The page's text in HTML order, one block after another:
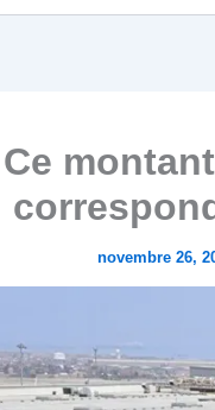
Ce
novembre 26,